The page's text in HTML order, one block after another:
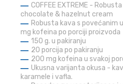
COFFEE EXTREME -
chocolate & hazelnut cream
Robusta kava s povećanim
mg kofeina po porciji proizvoda
150 g. u pakiranju
20 porcija po pakiranju
200 mg kofeina u svakoj
Ukusna varijanta okusa -
karamele i vafla.